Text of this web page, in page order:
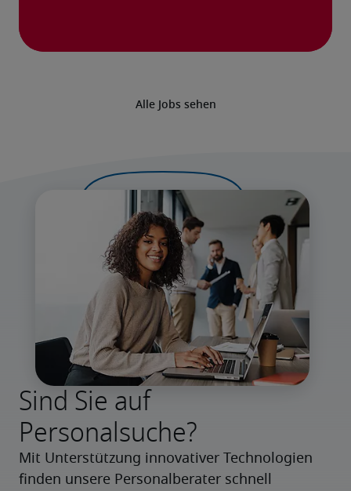
Alle Jobs sehen
Sind Sie auf
Personalsuche?
Mit Unterstützung innovativer Technologien
finden unsere Personalberater schnell